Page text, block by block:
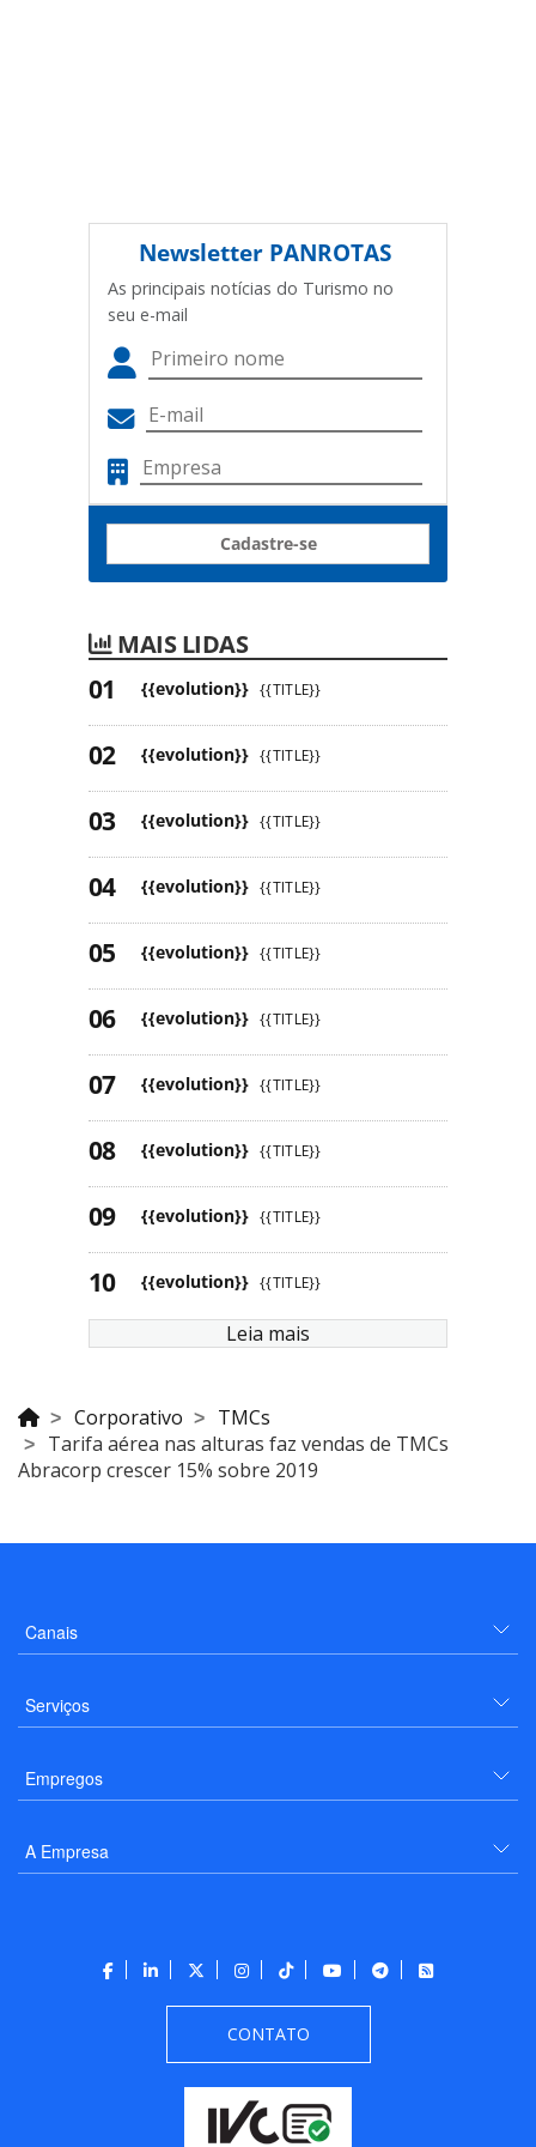
Newsletter PANROTAS
As principais notícias do Turismo no
seu e-mail
Cadastre-se
MAIS LIDAS
{{evolution}} {{TITLE}}
{{evolution}} {{TITLE}}
{{evolution}} {{TITLE}}
{{evolution}} {{TITLE}}
{{evolution}} {{TITLE}}
{{evolution}} {{TITLE}}
{{evolution}} {{TITLE}}
{{evolution}} {{TITLE}}
{{evolution}} {{TITLE}}
{{evolution}} {{TITLE}}
Leia mais
Corporativo
TMCs
Tarifa aérea nas alturas faz vendas de TMCs
Abracorp crescer 15% sobre 2019
Canais
Serviços
Empregos
A Empresa
CONTATO